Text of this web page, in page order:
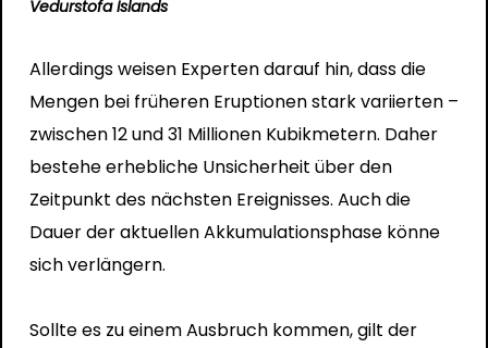
Vedurstofa Islands
Allerdings weisen Experten darauf hin, dass die
Mengen bei früheren Eruptionen stark variierten –
zwischen 12 und 31 Millionen Kubikmetern. Daher
bestehe erhebliche Unsicherheit über den
Zeitpunkt des nächsten Ereignisses. Auch die
Dauer der aktuellen Akkumulationsphase könne
sich verlängern.
Sollte es zu einem Ausbruch kommen, gilt der